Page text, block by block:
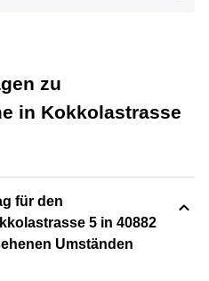
zu
in Kokkolastrasse
für den
5 in 40882
Umständen